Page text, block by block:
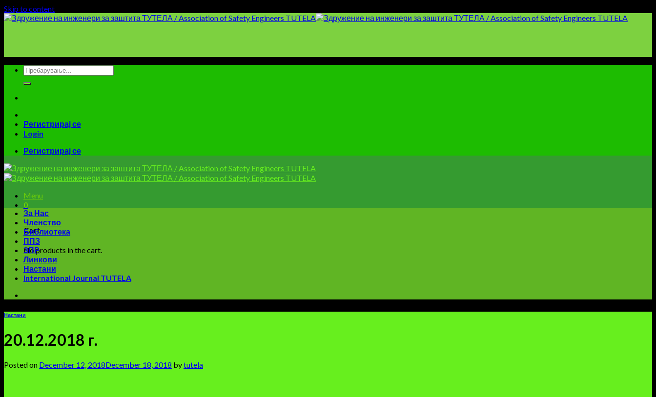
Skip to content
Регистрирај се
Login
Регистрирај се
Menu
0
Cart
No products in the cart.
За Нас
Членство
Библиотека
ППЗ
ЗПР
Линкови
Настани
International Journal TUTELA
Настани
20.12.2018 г.
Posted on December 12, 2018December 18, 2018 bytutela